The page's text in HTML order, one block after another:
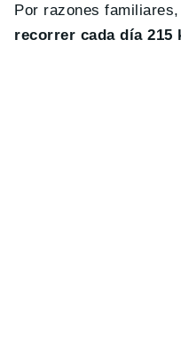
Por razones
recorrer cada día